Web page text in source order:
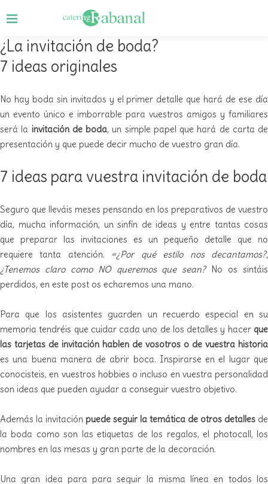
¿La invitación de boda?
7 ideas originales
No hay boda sin invitados y el primer detalle que hará de ese día
un evento único e imborrable para vuestros amigos y familiares
será la invitación de boda, un simple papel que hará de carta de
presentación y que puede decir mucho de vuestro gran día.
7 ideas para vuestra invitación de boda
Seguro que lleváis meses pensando en los preparativos de vuestro
día, mucha información, un sinfín de ideas y entre tantas cosas
que preparar las invitaciones es un pequeño detalle que no
requiere tanta atención. «¿Por qué estilo nos decantamos?,
¿Tenemos claro como NO queremos que sean?No os sintáis
perdidos, en este post os echaremos una mano.
Para que los asistentes guarden un recuerdo especial en su
memoria tendréis que cuidar cada uno de los detalles y hacer que
las tarjetas de invitación hablen de vosotros o de vuestra historia
es una buena manera de abrir boca. Inspirarse en el lugar que
conocisteis, en vuestros hobbies o incluso en vuestra personalidad
son ideas que pueden ayudar a conseguir vuestro objetivo.
Además la invitación puede seguir la temática de otros detalles de
la boda como son las etiquetas de los regalos, el photocall, los
nombres en las mesas y gran parte de la decoración.
Una gran idea para para seguir la misma línea en todos los